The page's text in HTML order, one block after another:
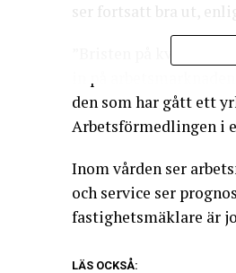
ser fortsatt bra ut,
”Bristen på
den som har gått ett
Arbetsförmedlingen i
Inom vården ser
och service ser
fastighetsmäklare är
LÄS OCKSÅ: